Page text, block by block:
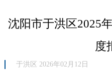
沈阳市于洪区2025
度
于洪区 2026年02月12日